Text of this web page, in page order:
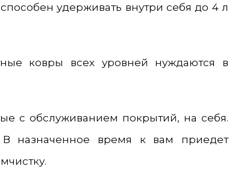
удерживать внутри себя до 4 л
ковры всех уровней нуждаются в
с обслуживанием покрытий, на себя.
В назначенное время к вам приедет